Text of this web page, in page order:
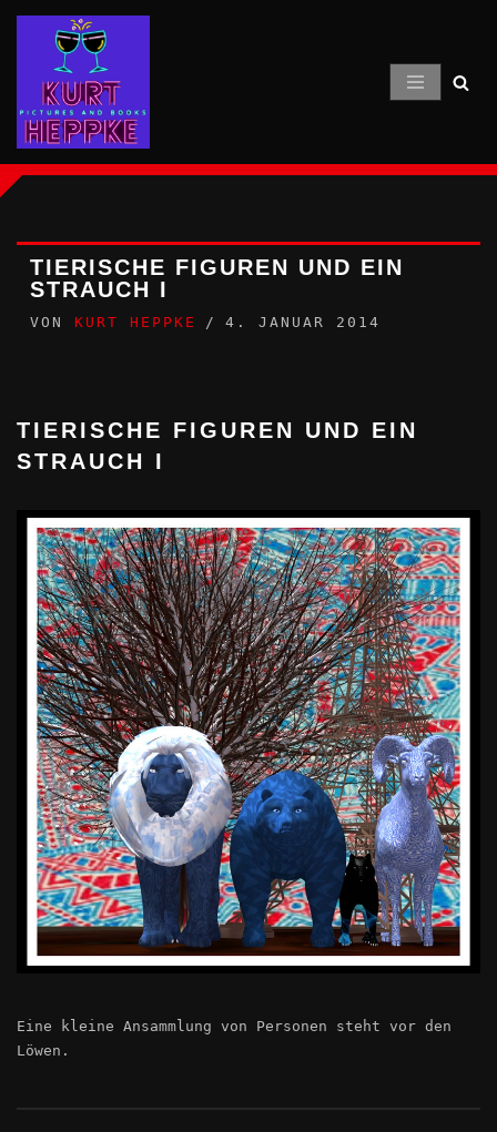
Inhalt
springen
TIERISCHE FIGUREN UND EIN
STRAUCH I
VON KURT HEPPKE 4. JANUAR 2014
TIERISCHE FIGUREN UND EIN
STRAUCH I
Eine kleine Ansammlung von Personen steht vor den
Löwen.